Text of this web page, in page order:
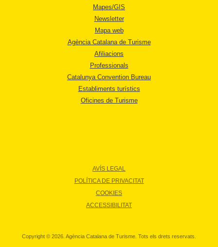
Mapes/GIS
Newsletter
Mapa web
Agència Catalana de Turisme
Afiliacions
Professionals
Catalunya Convention Bureau
Establiments turístics
Oficines de Turisme
AVÍS LEGAL
POLÍTICA DE PRIVACITAT
COOKIES
ACCESSIBILITAT
Copyright © 2026. Agència Catalana de Turisme. Tots els drets reservats.